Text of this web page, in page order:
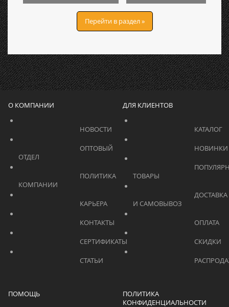
Перейти в раздел »
О КОМПАНИИ
			    		КАРЬЕРА
ДЛЯ КЛИЕНТОВ
ПОМОЩЬ
ПОЛИТИКА
КОНФИДЕНЦИАЛЬНОСТИ